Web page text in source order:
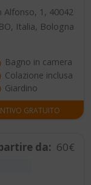
Alfonso, 1, 40042
Italia, Bologna
Bagno in camera
Colazione inclusa
Giardino
GRATUITO
da: 60€